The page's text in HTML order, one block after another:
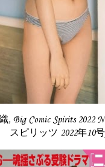
, Big Comic Spirits 2022
スピリッツ 2022年10